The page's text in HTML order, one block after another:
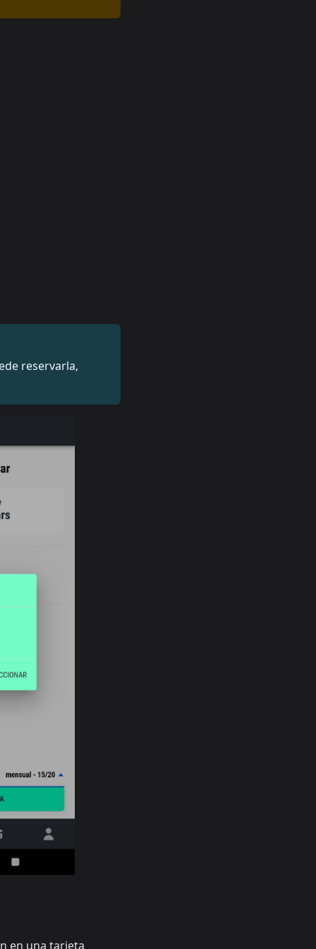
reservarla,
en una tarjeta